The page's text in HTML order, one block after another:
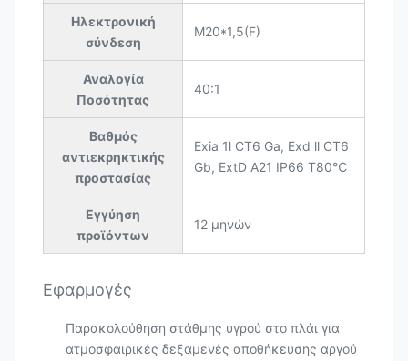
Ηλεκτρονική
σύνδεση
M20*1,5(F)
Αναλογία
Ποσότητας
40:1
Βαθμός
αντιεκρηκτικής
προστασίας
Exia 1l CT6 Ga, Exd ll CT6
Gb, ExtD A21 IP66 T80℃
Εγγύηση
προϊόντων
12 μηνών
Εφαρμογές
Παρακολούθηση στάθμης υγρού στο πλάι για
ατμοσφαιρικές δεξαμενές αποθήκευσης αργού